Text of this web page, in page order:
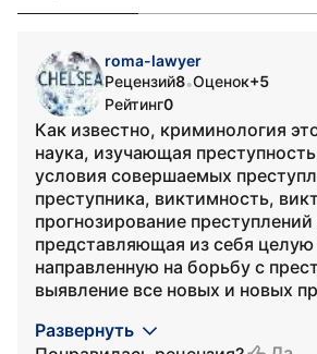
roma-lawyer
Рецензий8•Оценок+5
Рейтинг0
Как известно, криминология
наука, изучающая
условия совершаемых
преступника, виктимность,
прогнозирование преступлений
представляющая из себя
направленную на борьбу с
выявление все новых и новых
Развернуть